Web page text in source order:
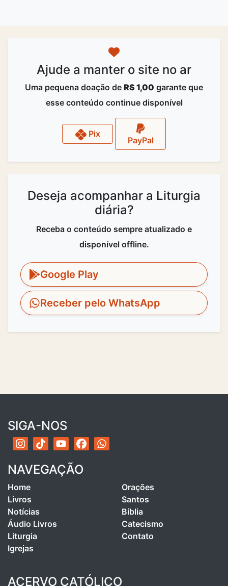
Ajude a manter o site no ar
Uma pequena doação de R$ 1,00 garante que
esse conteúdo continue disponível
Pix
PayPal
Deseja acompanhar a Liturgia
diária?
Receba o conteúdo sempre atualizado e
disponível offline.
Google Play
Receber pelo WhatsApp
SIGA-NOS
NAVEGAÇÃO
Home
Livros
Notícias
Áudio Livros
Liturgia
Igrejas
Orações
Santos
Bíblia
Catecismo
Contato
ACERVO CATÓLICO